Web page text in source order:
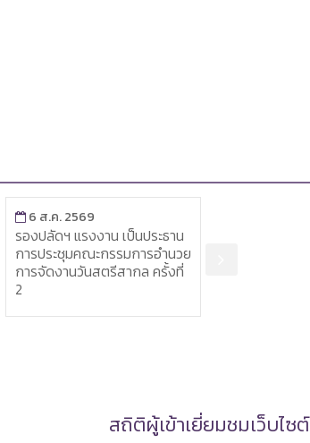
6 ส.ค. 2569
รองปลัดฯ แรงงาน เป็นประธาน
การประชุมคณะกรรมการอำนวย
การจัดงานวันสตรีสากล ครั้งที่
2
สถิติผู้เข้าเยี่ยมชมเว็บไซต์